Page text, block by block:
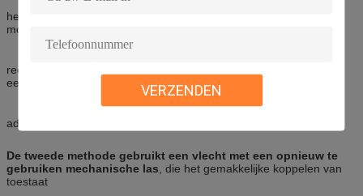
VERZENDEN
het adapterlichaam en beschadigt de optische haven. Wegens dit,
moet de barefiberadapter nooit zijn
rechtstreeks aangesloten aan OTDR.Instead, zou de adapter met
een het korte flard koord en koppelen moeten worden gebruikt
adapterkoker om schade van de haven van OTDR te isoleren.
De tweede methode gebruikt een vlecht met een opnieuw te
gebruiken mechanische las , die het gemakkelijke koppelen van
toestaat